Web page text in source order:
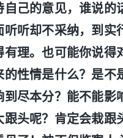
己的意见，谁说的
听却不采纳，到实
理。也可能你说得
性情是什么？是不
尽本分？能不能影
头呢？肯定会栽跟